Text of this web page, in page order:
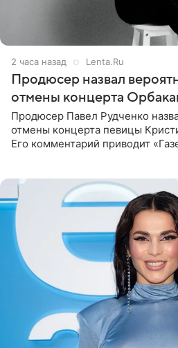
2 часа назад Lenta.Ru
Продюсер назвал
отмены концерта
Продюсер Павел Рудченко
отмены концерта певицы
Его комментарий приводит